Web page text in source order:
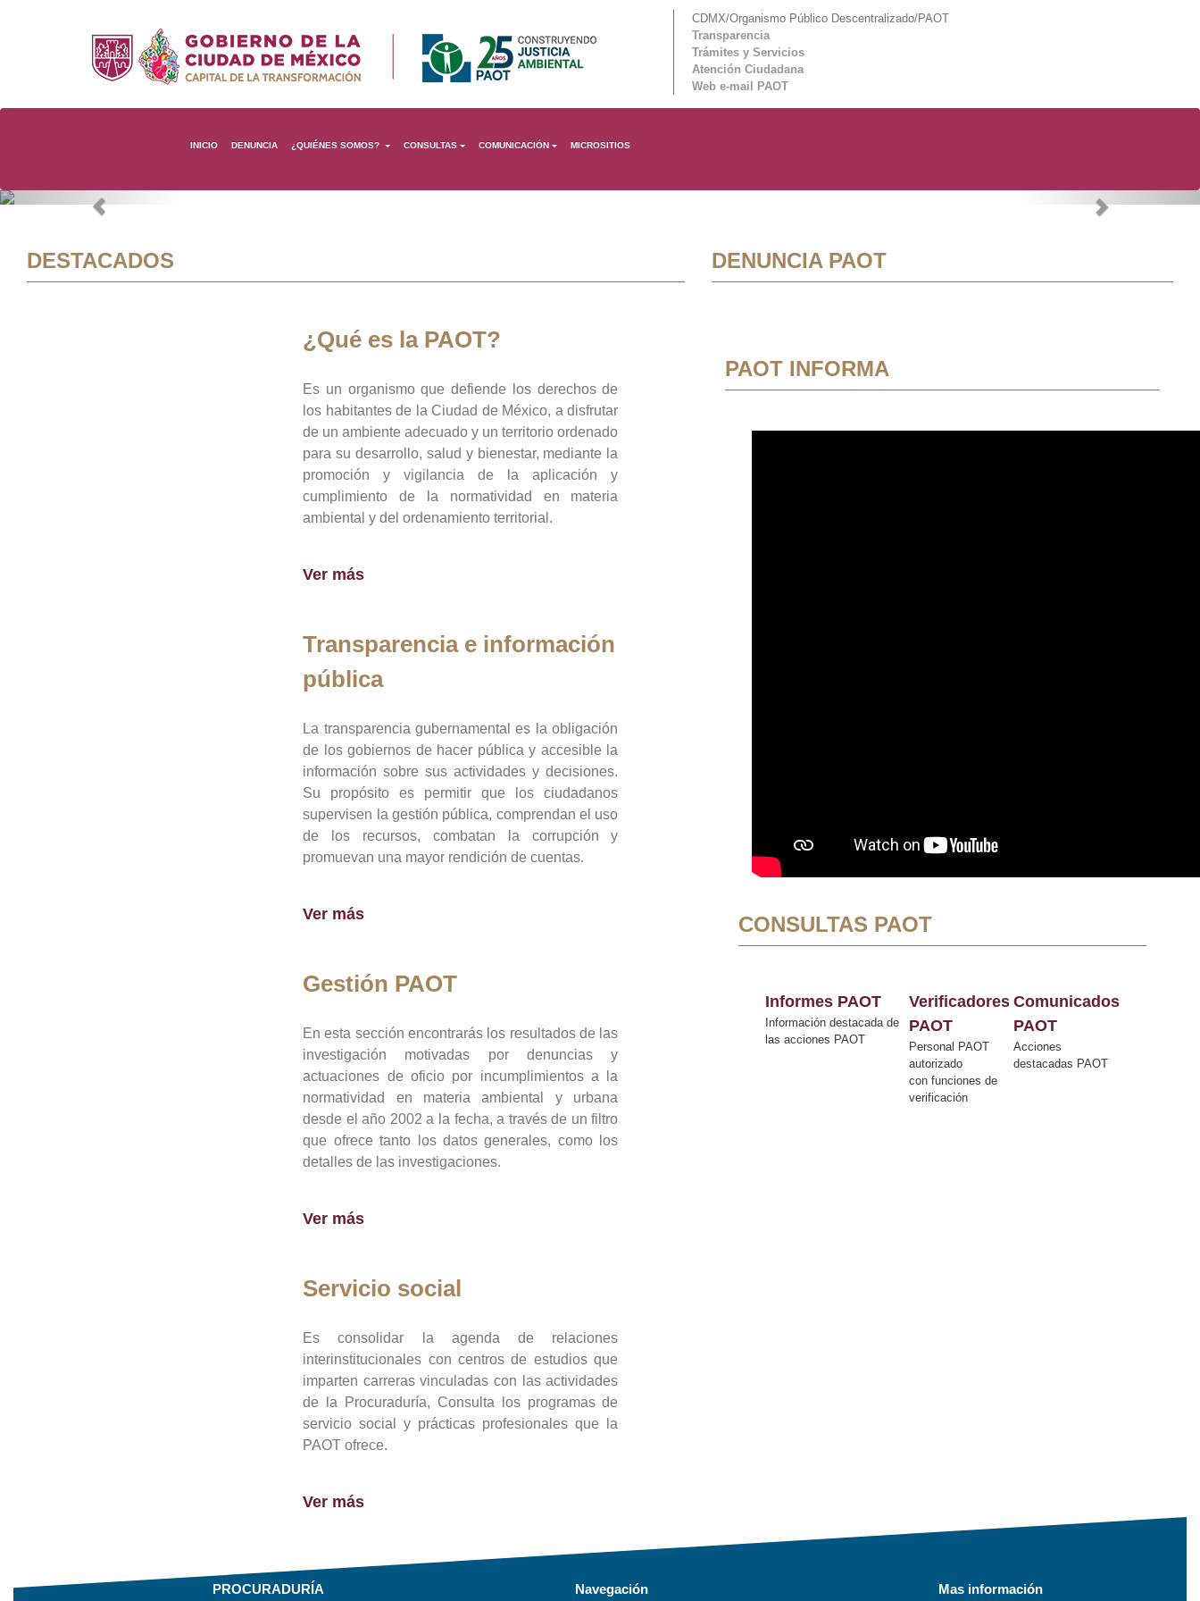
CDMX/Organismo Público Descentralizado/PAOT
Transparencia
Trámites y Servicios
Atención Ciudadana
Web e-mail PAOT
INICIO DENUNCIA ¿QUIÉNES SOMOS? CONSULTAS COMUNICACIÓN MICROSITIOS
Previous Next
DESTACADOS
¿Qué es la PAOT?
Es un organismo que defiende los derechos de
los habitantes de la Ciudad de México, a disfrutar
de un ambiente adecuado y un territorio ordenado
para su desarrollo, salud y bienestar, mediante la
promoción y vigilancia de la aplicación y
cumplimiento de la normatividad en materia
ambiental y del ordenamiento territorial.
Ver más
Transparencia e información
pública
La transparencia gubernamental es la obligación
de los gobiernos de hacer pública y accesible la
información sobre sus actividades y decisiones.
Su propósito es permitir que los ciudadanos
supervisen la gestión pública, comprendan el uso
de los recursos, combatan la corrupción y
promuevan una mayor rendición de cuentas.
Ver más
Gestión PAOT
En esta sección encontrarás los resultados de las
investigación motivadas por denuncias y
actuaciones de oficio por incumplimientos a la
normatividad en materia ambiental y urbana
desde el año 2002 a la fecha, a través de un filtro
que ofrece tanto los datos generales, como los
detalles de las investigaciones.
Ver más
Servicio social
Es consolidar la agenda de relaciones
interinstitucionales con centros de estudios que
imparten carreras vinculadas con las actividades
de la Procuraduría, Consulta los programas de
servicio social y prácticas profesionales que la
PAOT ofrece.
Ver más
DENUNCIA PAOT
PAOT INFORMA
CONSULTAS PAOT
Informes PAOT
Información destacada de
las acciones PAOT
Verificadores
PAOT
Personal PAOT
autorizado
con funciones de
verificación
Comunicados
PAOT
Acciones
destacadas PAOT
PROCURADURÍA Navegación Mas información